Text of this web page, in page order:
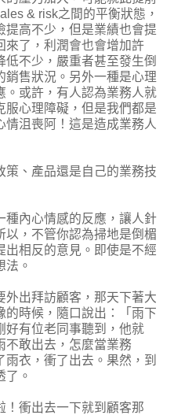
& risk之間的平衡狀態，
提高不少，但是業績也會提
來了，利潤會也會增加許
不少，嚴重者甚至發生倒
銷售狀況。另外一種是心理
。或許，有人認為業務人就
服心理障礙，但是我們都是
情沮喪阿！這是造成業務人
策、產品還是自己的業務技
種內心情感的反應，讓人針
以，不管你認為掃地是倒楣
出相反的意見。即使是不經
法。
外出拜訪顧客，那天下著大
的時候，隨口說出：「雨下
好有位老同事聽到，他就
不敢出去，怎麼當業務
衣，衝了出去。果然，到
了。
！衝出去一下就到顧客那